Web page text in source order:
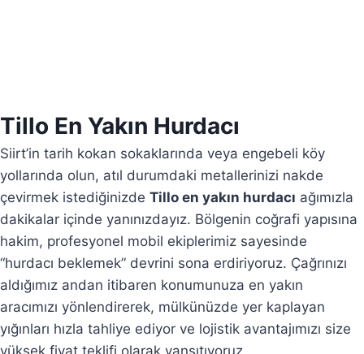
Tillo En Yakın Hurdacı
Siirt’in tarih kokan sokaklarında veya engebeli köy
yollarında olun, atıl durumdaki metallerinizi nakde
çevirmek istediğinizde Tillo en yakın hurdacı ağımızla
dakikalar içinde yanınızdayız. Bölgenin coğrafi yapısına
hakim, profesyonel mobil ekiplerimiz sayesinde
“hurdacı beklemek” devrini sona erdiriyoruz. Çağrınızı
aldığımız andan itibaren konumunuza en yakın
aracımızı yönlendirerek, mülkünüzde yer kaplayan
yığınları hızla tahliye ediyor ve lojistik avantajımızı size